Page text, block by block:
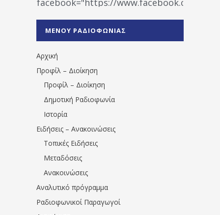
1531194763766854/" artist="" ]
ΜΕΝΟΥ ΡΑΔΙΟΦΩΝΙΑΣ
Αρχική
Προφίλ – Διοίκηση
Προφίλ – Διοίκηση
Δημοτική Ραδιοφωνία
Ιστορία
Ειδήσεις – Ανακοινώσεις
Τοπικές Ειδήσεις
Μεταδόσεις
Ανακοινώσεις
Αναλυτικό πρόγραμμα
Ραδιοφωνικοί Παραγωγοί